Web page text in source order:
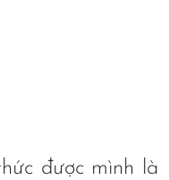
được mình là